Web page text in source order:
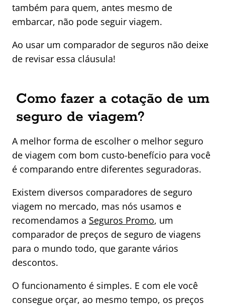
também para quem, antes mesmo de
embarcar, não pode seguir viagem.
Ao usar um comparador de seguros não deixe
de revisar essa cláusula!
Como fazer a cotação de um
seguro de viagem?
A melhor forma de escolher o melhor seguro
de viagem com bom custo-benefício para você
é comparando entre diferentes seguradoras.
Existem diversos comparadores de seguro
viagem no mercado, mas nós usamos e
recomendamos a Seguros Promo, um
comparador de preços de seguro de viagens
para o mundo todo, que garante vários
descontos.
O funcionamento é simples. E com ele você
consegue orçar, ao mesmo tempo, os preços